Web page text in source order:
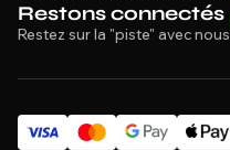
Restons connectés
Restez sur la "piste" avec nous